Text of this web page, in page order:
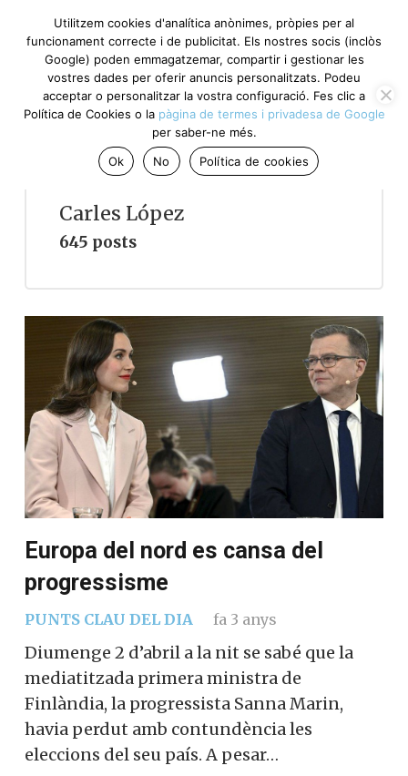
Carles López
645 posts
Europa del nord es cansa del
progressisme
PUNTS CLAU DEL DIA fa 3 anys
Diumenge 2 d’abril a la nit se sabé que la
mediatitzada primera ministra de
Finlàndia, la progressista Sanna Marin,
havia perdut amb contundència les
eleccions del seu país. A pesar…
Utilitzem cookies d'analítica anònimes, pròpies per al
funcionament correcte i de publicitat. Els nostres socis (inclòs
Google) poden emmagatzemar, compartir i gestionar les
vostres dades per oferir anuncis personalitzats. Podeu
acceptar o personalitzar la vostra configuració. Fes clic a
Política de Cookies o la pàgina de termes i privadesa de Google
per saber-ne més.
Ok
No Política de cookies